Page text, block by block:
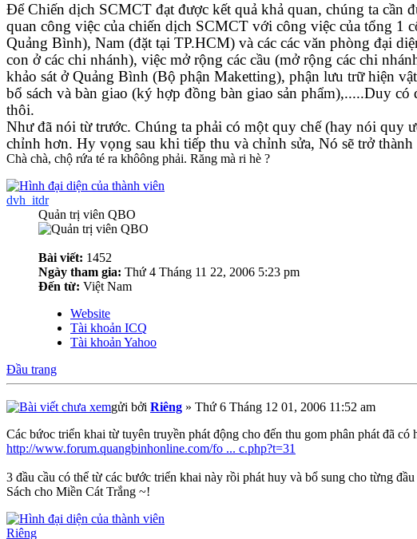
Để Chiến dịch SCMCT đạt được kết quả khả quan, chúng ta cần
quan công việc của chiến dịch SCMCT với công việc của tổng 1
Quảng Bình), Nam (đặt tại TP.HCM) và các các văn phòng đại
con ở các chi nhánh), việc mở rộng các cầu (mở rộng các chi
khảo sát ở Quảng Bình (Bộ phận Maketting), phận lưu trữ hiện
bổ sách và bàn giao (ký hợp đồng bàn giao sản phẩm),.....Duy
thôi.
Như đã nói từ trước. Chúng ta phải có một quy chế (hay nói quy
chỉnh hơn. Hy vọng sau khi tiếp thu và chỉnh sửa, Nó sẽ trở thành
Chà chà, chộ rứa té ra khôông phải. Răng mà ri hè ?
dvh_itdr
Quản trị viên QBO
Bài viết: 1452
Ngày tham gia: Thứ 4 Tháng 11 22, 2006 5:23 pm
Đến từ: Việt Nam
Website
Tài khoản ICQ
Tài khoản Yahoo
Đầu trang
gửi bởi Riêng » Thứ 6 Tháng 12 01, 2006 11:52 am
Các bứoc triển khai từ tuyên truyền phát động cho đến thu gom phân phát đã có
http://www.forum.quangbinhonline.com/fo ... c.php?t=31
3 đầu cầu có thể từ các bước triển khai này rồi phát huy và bổ sung cho từng
Sách cho Miền Cát Trắng ~!
Riêng